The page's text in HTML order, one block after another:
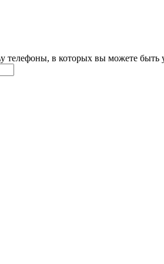
телефоны, в которых вы можете быть